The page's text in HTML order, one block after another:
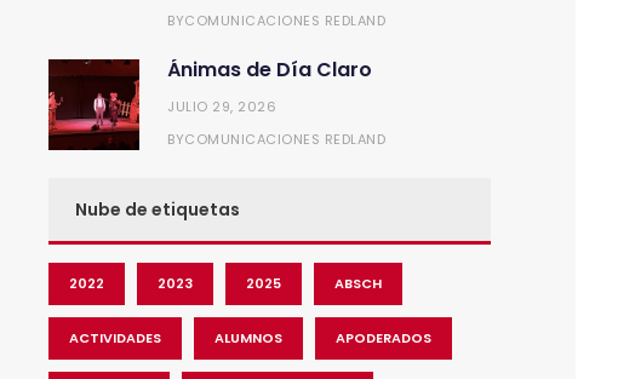
BYCOMUNICACIONES REDLAND
Ánimas de Día Claro
JULIO 29, 2026
BYCOMUNICACIONES REDLAND
Nube de etiquetas
2022 2023 2025 ABSCH
ACTIVIDADES ALUMNOS APODERADOS